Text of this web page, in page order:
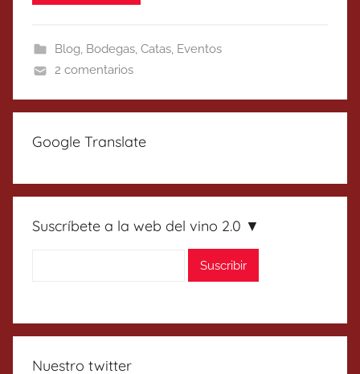
Blog, Bodegas, Catas, Eventos
2 comentarios
Google Translate
Suscríbete a la web del vino 2.0 ▼
Nuestro twitter